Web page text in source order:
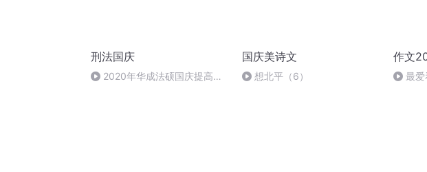
刑法国庆
2020年华成法硕国庆提高班
国庆美诗文
想北平（6）
作文
最